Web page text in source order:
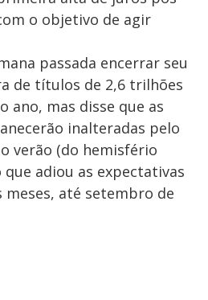
o objetivo de agir
passada encerrar seu
de títulos de 2,6 trilhões
ano, mas disse que as
inalteradas pelo
verão (do hemisfério
adiou as expectativas
até setembro de